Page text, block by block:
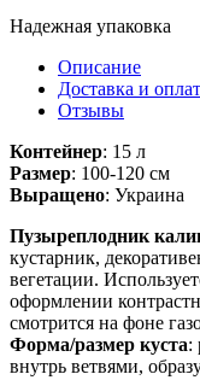
Надежная упаковка
Описание
Доставка и
Отзывы
Контейнер: 15 л
Размер: 100-120 см
Выращено: Украина
Пузыреплодник
кустарник,
вегетации.
оформлении
смотрится на фоне
Форма/размер куста:
внутрь ветвями,